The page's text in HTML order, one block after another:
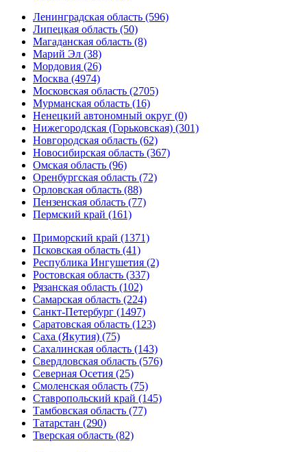
Ленинградская область (596)
Липецкая область (50)
Магаданская область (8)
Марий Эл (38)
Мордовия (26)
Москва (4974)
Московская область (2705)
Мурманская область (16)
Ненецкий автономный округ (0)
Нижегородская (Горьковская) (301)
Новгородская область (62)
Новосибирская область (367)
Омская область (96)
Оренбургская область (72)
Орловская область (88)
Пензенская область (77)
Пермский край (161)
Приморский край (1371)
Псковская область (41)
Республика Ингушетия (2)
Ростовская область (337)
Рязанская область (102)
Самарская область (224)
Санкт-Петербург (1497)
Саратовская область (123)
Саха (Якутия) (75)
Сахалинская область (143)
Свердловская область (576)
Северная Осетия (25)
Смоленская область (75)
Ставропольский край (145)
Тамбовская область (77)
Татарстан (290)
Тверская область (82)